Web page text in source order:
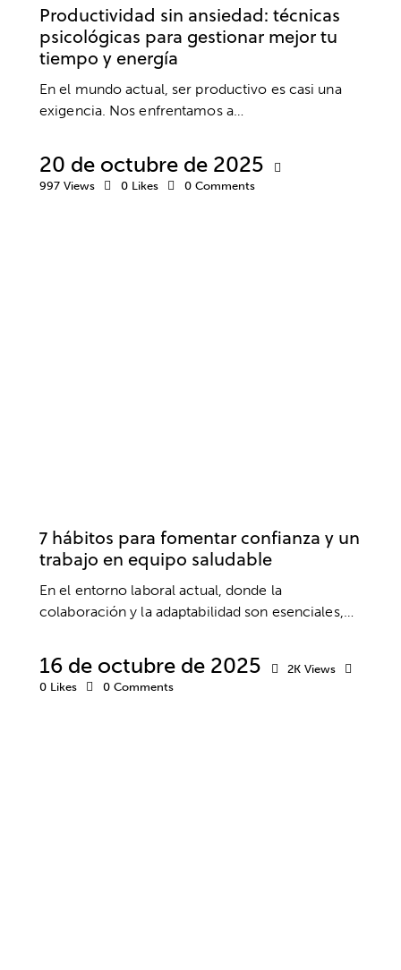
Productividad sin ansiedad: técnicas
psicológicas para gestionar mejor tu
tiempo y energía
En el mundo actual, ser productivo es casi una
exigencia. Nos enfrentamos a…
20 de octubre de 2025
997 Views 0 Likes 0 Comments
7 hábitos para fomentar confianza y un
trabajo en equipo saludable
En el entorno laboral actual, donde la
colaboración y la adaptabilidad son esenciales,…
16 de octubre de 2025 2K Views
0 Likes 0 Comments